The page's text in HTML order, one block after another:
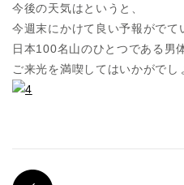
今後の天気はというと、
今週末にかけて良い予報がでて
日本100名山のひとつである男
ご来光を満喫してはいかがでし